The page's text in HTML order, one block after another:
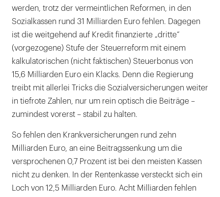
werden, trotz der vermeintlichen Reformen, in den
Sozialkassen rund 31 Milliarden Euro fehlen. Dagegen
ist die weitgehend auf Kredit finanzierte „dritte“
(vorgezogene) Stufe der Steuerreform mit einem
kalkulatorischen (nicht faktischen) Steuerbonus von
15,6 Milliarden Euro ein Klacks. Denn die Regierung
treibt mit allerlei Tricks die Sozialversicherungen weiter
in tiefrote Zahlen, nur um rein optisch die Beiträge –
zumindest vorerst – stabil zu halten.
So fehlen den Krankversicherungen rund zehn
Milliarden Euro, an eine Beitragssenkung um die
versprochenen 0,7 Prozent ist bei den meisten Kassen
nicht zu denken. In der Rentenkasse versteckt sich ein
Loch von 12,5 Milliarden Euro. Acht Milliarden fehlen